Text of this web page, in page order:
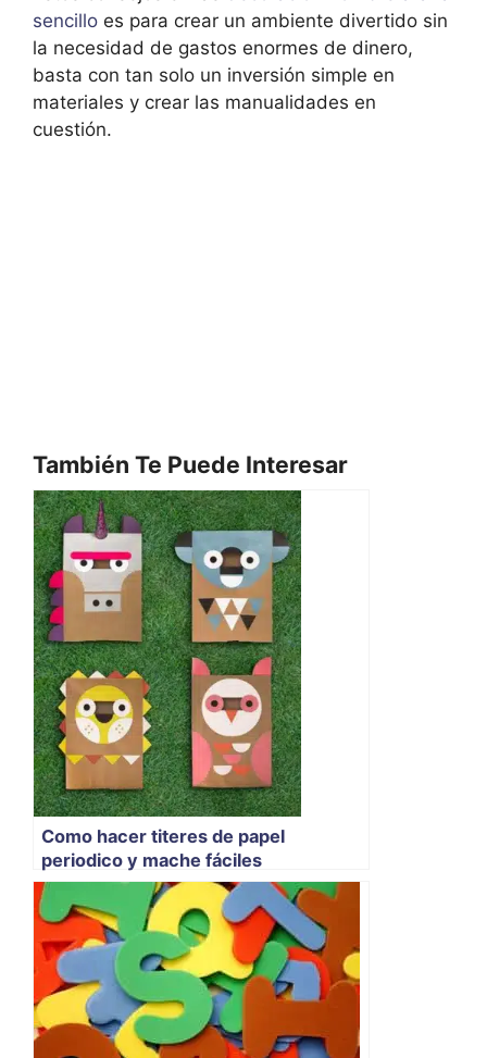
sencillo es para crear un ambiente divertido sin
la necesidad de gastos enormes de dinero,
basta con tan solo un inversión simple en
materiales y crear las manualidades en
cuestión.
También Te Puede Interesar
Como hacer titeres de papel
periodico y mache fáciles